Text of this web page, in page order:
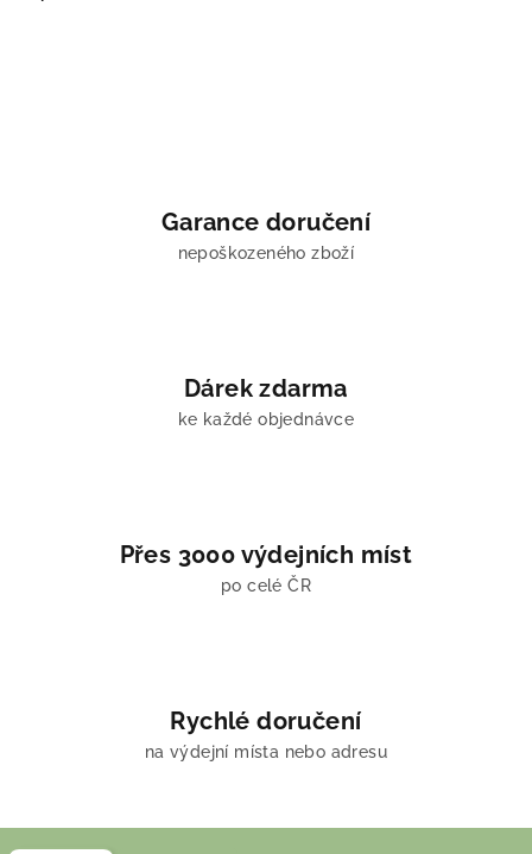
Garance doručení
nepoškozeného zboží
Dárek zdarma
ke každé objednávce
Přes 3000 výdejních míst
po celé ČR
Rychlé doručení
na výdejní místa nebo adresu